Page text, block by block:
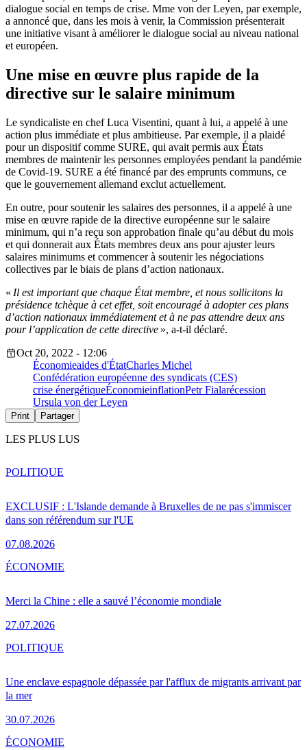
dialogue social en temps de crise. Mme von der Leyen, par exemple,
a annoncé que, dans les mois à venir, la Commission présenterait
une initiative visant à améliorer le dialogue social au niveau national
et européen.
Une mise en œuvre plus rapide de la
directive sur le salaire minimum
Le syndicaliste en chef Luca Visentini, quant à lui, a appelé à une
action plus immédiate et plus ambitieuse. Par exemple, il a plaidé
pour un dispositif comme SURE, qui avait permis aux États
membres de maintenir les personnes employées pendant la pandémie
de Covid-19. SURE a été financé par des emprunts communs, ce
que le gouvernement allemand exclut actuellement.
En outre, pour soutenir les salaires des personnes, il a appelé à une
mise en œuvre rapide de la directive européenne sur le salaire
minimum, qui n’a reçu son approbation finale qu’au début du mois
et qui donnerait aux États membres deux ans pour ajuster leurs
salaires minimums et commencer à soutenir les négociations
collectives par le biais de plans d’action nationaux.
« Il est important que chaque État membre, et nous sollicitons la
présidence tchèque à cet effet, soit encouragé à adopter ces plans
d’action nationaux immédiatement et à ne pas attendre deux ans
pour l’application de cette directive », a-t-il déclaré.
Oct 20, 2022 - 12:06
Économieaides d'ÉtatCharles Michel
Confédération européenne des syndicats (CES)
crise énergétiqueÉconomieinflationPetr Fialarécession
Ursula von der Leyen
Print Partager
LES PLUS LUS
EXCLUSIF : L'Islande demande à Bruxelles de ne pas s'immiscer
dans son référendum sur l'UE
07.08.2026
POLITIQUE
Merci la Chine : elle a sauvé l’économie mondiale
27.07.2026
ÉCONOMIE
Une enclave espagnole dépassée par l'afflux de migrants arrivant par
la mer
30.07.2026
POLITIQUE
ÉCONOMIE